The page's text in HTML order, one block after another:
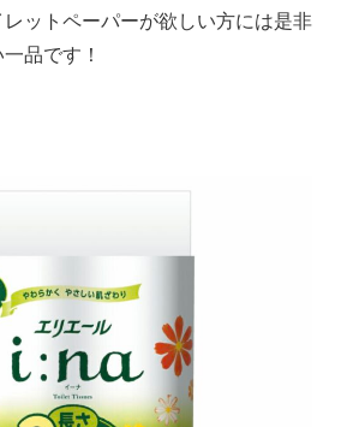
ットペーパーが欲しい方には是非
品です！